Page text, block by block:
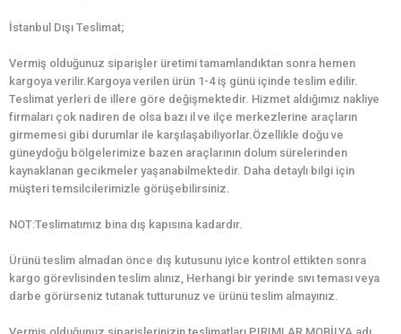
İstanbul Dışı Teslimat;
Vermiş olduğunuz siparişler üretimi tamamlandıktan sonra hemen
kargoya verilir.Kargoya verilen ürün 1-4 iş günü içinde teslim edilir.
Teslimat yerleri de illere göre değişmektedir. Hizmet aldığımız nakliye
firmaları çok nadiren de olsa bazı il ve ilçe merkezlerine araçların
girmemesi gibi durumlar ile karşılaşabiliyorlar.Özellikle doğu ve
güneydoğu bölgelerimize bazen araçlarının dolum sürelerinden
kaynaklanan gecikmeler yaşanabilmektedir. Daha detaylı bilgi için
müşteri temsilcilerimizle görüşebilirsiniz.
NOT:Teslimatımız bina dış kapısına kadardır.
Ürünü teslim almadan önce dış kutusunu iyice kontrol ettikten sonra
kargo görevlisinden teslim alınız, Herhangi bir yerinde sıvı teması veya
darbe görürseniz tutanak tutturunuz ve ürünü teslim almayınız.